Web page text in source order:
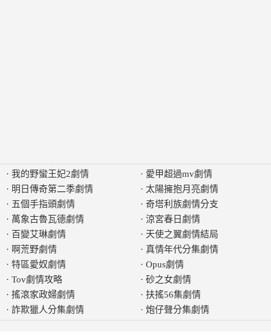
· 我的野蠻王妃2劇情
· 明日傳奇第二季劇情
· 五個手指頭劇情
· 萬象古魯瓦德劇情
· 百變艾琳劇情
· 啊荒野劇情
· 特區愛奴劇情
· Tov劇情攻略
· 搖滾家政婦劇情
· 詐欺獵人分集劇情
· 愛甲超過mv劇情
· 太陽擁抱月亮劇情
· 奇塔利族劇情分支
· 涼宮春日劇情
· 天使之翼劇情結局
· 真情年代分集劇情
· Opus劇情
· 砂之女劇情
· 扶搖56集劇情
· 炮仔聲分集劇情